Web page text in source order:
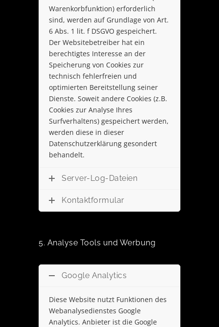
Warenkorbfunktion) erforderlich
sind, werden auf Grundlage von Art.
6 Abs. 1 lit. f DSGVO gespeichert.
Der Websitebetreiber hat ein
berechtigtes Interesse an der
Speicherung von Cookies zur
technisch fehlerfreien und
optimierten Bereitstellung seiner
Dienste. Soweit andere Cookies (z.B.
Cookies zur Analyse Ihres
Surfverhaltens) gespeichert werden,
werden diese in dieser
Datenschutzerklärung gesondert
behandelt.
Server-Log-Dateien
Kontaktformular
5. Analyse Tools und Werbung
Google Analytics
Diese Website nutzt Funktionen des
Webanalysedienstes Google
Analytics. Anbieter ist die Google